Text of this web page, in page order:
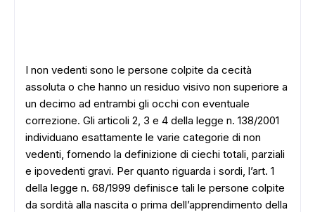
I non vedenti sono le persone colpite da cecità
assoluta o che hanno un residuo visivo non superiore a
un decimo ad entrambi gli occhi con eventuale
correzione. Gli articoli 2, 3 e 4 della legge n. 138/2001
individuano esattamente le varie categorie di non
vedenti, fornendo la definizione di ciechi totali, parziali
e ipovedenti gravi. Per quanto riguarda i sordi, l’art. 1
della legge n. 68/1999 definisce tali le persone colpite
da sordità alla nascita o prima dell’apprendimento della